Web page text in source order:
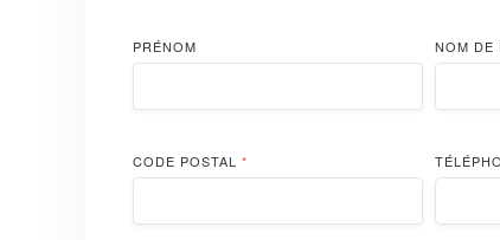
PRÉNOM NOM DE
CODE POSTAL *